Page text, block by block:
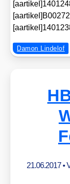
Damon Lindelof
21.06.2017•